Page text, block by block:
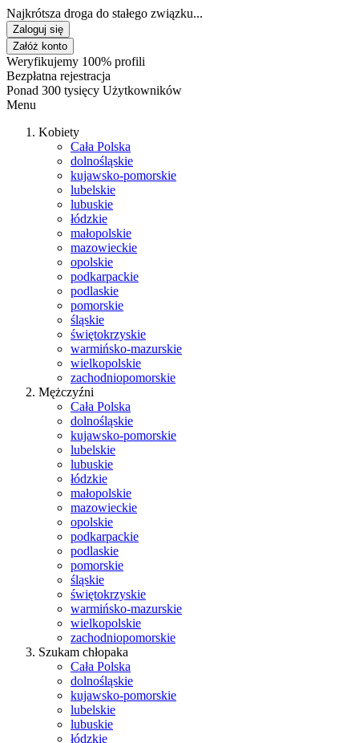
Najkrótsza droga do stałego związku...
Zaloguj się
Załóż konto
Weryfikujemy 100% profili
Bezpłatna rejestracja
Ponad 300 tysięcy Użytkowników
Menu
Kobiety
Cała Polska
dolnośląskie
kujawsko-pomorskie
lubelskie
lubuskie
łódzkie
małopolskie
mazowieckie
opolskie
podkarpackie
podlaskie
pomorskie
śląskie
świętokrzyskie
warmińsko-mazurskie
wielkopolskie
zachodniopomorskie
Mężczyźni
Cała Polska
dolnośląskie
kujawsko-pomorskie
lubelskie
lubuskie
łódzkie
małopolskie
mazowieckie
opolskie
podkarpackie
podlaskie
pomorskie
śląskie
świętokrzyskie
warmińsko-mazurskie
wielkopolskie
zachodniopomorskie
Szukam chłopaka
Cała Polska
dolnośląskie
kujawsko-pomorskie
lubelskie
lubuskie
łódzkie